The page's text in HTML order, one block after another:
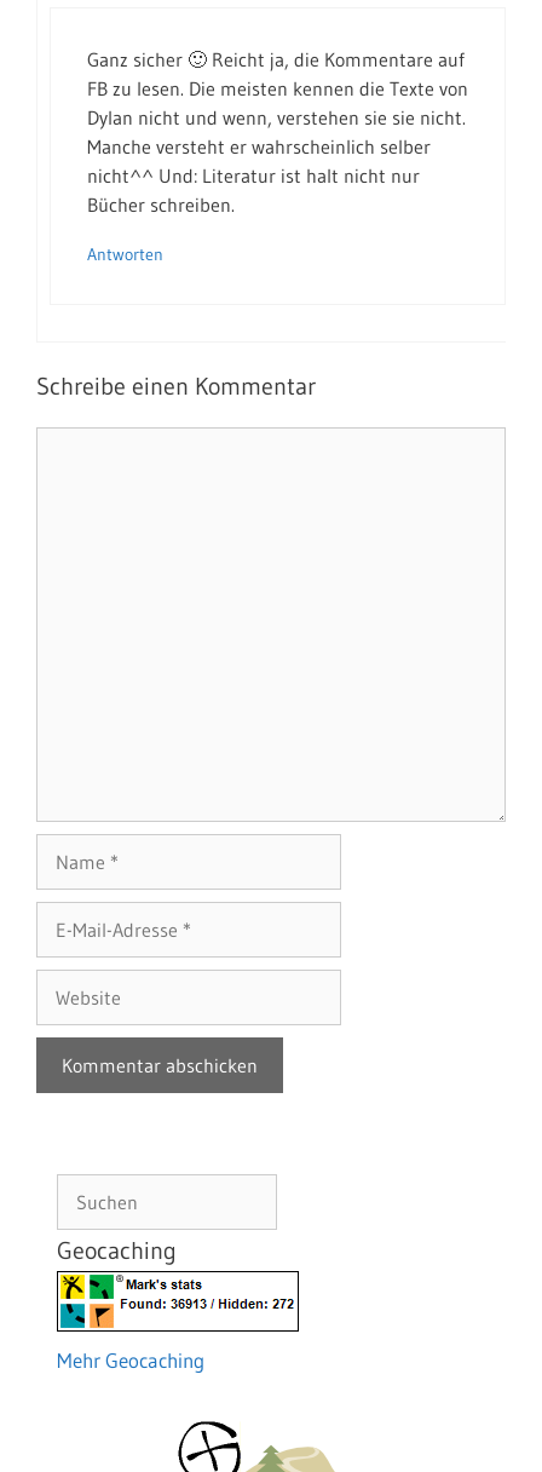
Ganz sicher 🙂 Reicht ja, die Kommentare auf
FB zu lesen. Die meisten kennen die Texte von
Dylan nicht und wenn, verstehen sie sie nicht.
Manche versteht er wahrscheinlich selber
nicht^^ Und: Literatur ist halt nicht nur
Bücher schreiben.
Antworten
Schreibe einen Kommentar
Mail-
Adresse
Geocaching
Mehr Geocaching